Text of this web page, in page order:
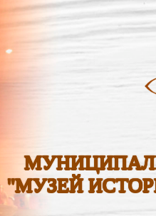
"МУЗЕЙ